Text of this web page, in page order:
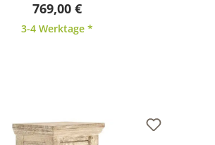
769,00 €
3-4 Werktage *